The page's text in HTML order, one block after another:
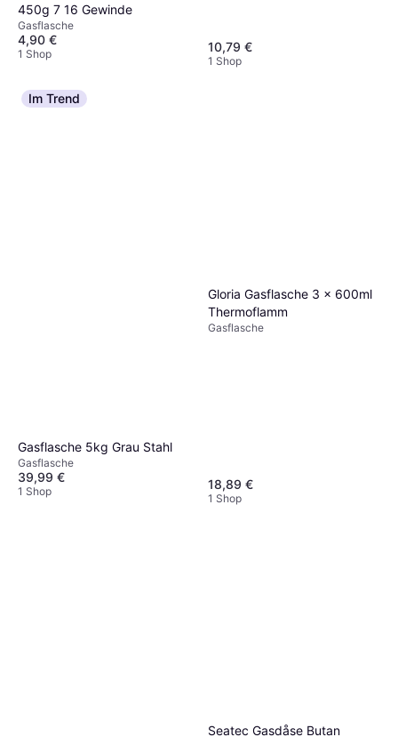
450g 7 16 Gewinde
Gasflasche
4,90 €
1 Shop 10,79 €
1 Shop
Im Trend
Gasflasche 5kg Grau Stahl
Gasflasche
39,99 €
1 Shop
Gloria Gasflasche 3 x 600ml
Thermoflamm
Gasflasche
18,89 €
1 Shop
Seatec Gasdåse Butan